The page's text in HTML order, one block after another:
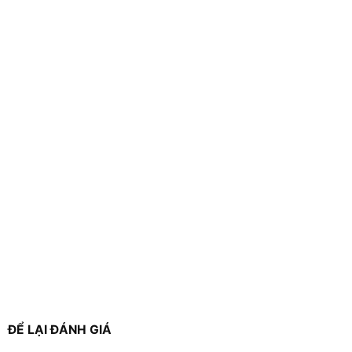
ĐỂ LẠI ĐÁNH GIÁ